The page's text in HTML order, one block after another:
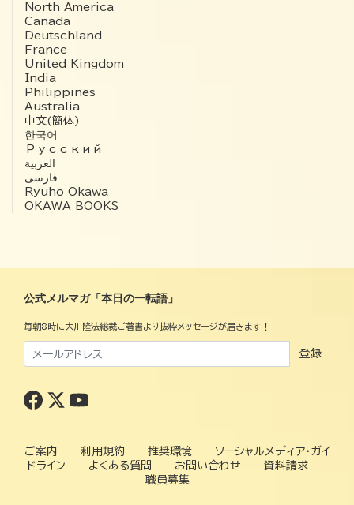
North America
Canada
Deutschland
France
United Kingdom
India
Philippines
Australia
中文(簡体)
한국어
Русский
العربية‏
فارسی
Ryuho Okawa
OKAWA BOOKS
公式メルマガ「本日の一転語」
毎朝8時に大川隆法総裁ご著書より抜粋メッセージが届きます！
登録
ご案内 利用規約 推奨環境
ソーシャルメディア・ガイ
ドライン
よくある質問 お問い合わせ
資料請求
職員募集